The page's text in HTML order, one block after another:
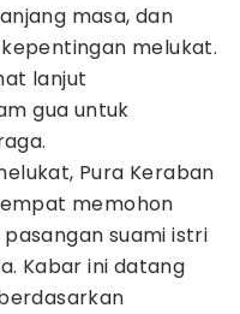
masa, dan
melukat.
lanjut
gua untuk
Pura Keraban
memohon
suami istri
Kabar ini datang